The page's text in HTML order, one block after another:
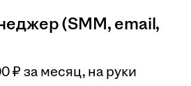
(SMM, email,
₽ за месяц, на руки